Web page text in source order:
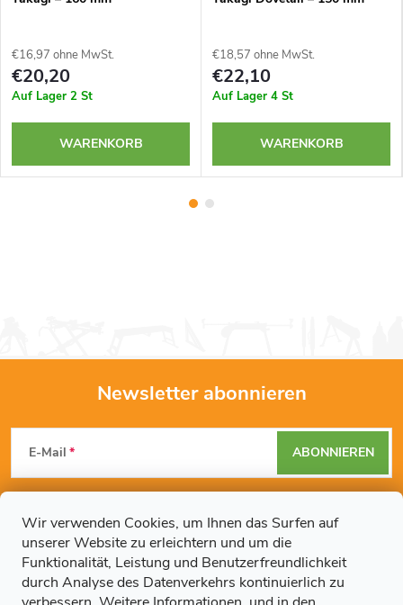
Wir verwenden Cookies, um Ihnen das Surfen auf
unserer Website zu erleichtern und um die
Funktionalität, Leistung und Benutzerfreundlichkeit
durch Analyse des Datenverkehrs kontinuierlich zu
€16,97 ohne MwSt.
€20,20
Auf Lager 2 St
WARENKORB
€18,57 ohne MwSt.
€22,10
Auf Lager 4 St
WARENKORB
F
u
ß
Newsletter abonnieren
E-Mail
Datenschutzbestimmungen
einverstanden.
ABONNIEREN
Weitere Informationen